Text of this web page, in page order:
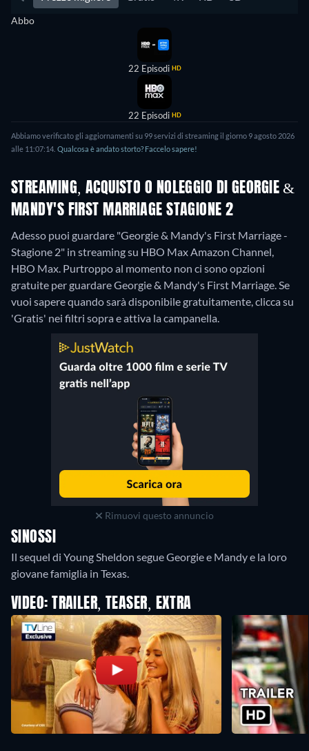
Abbo
22 Episodi HD
22 Episodi HD
Abbiamo verificato gli aggiornamenti su 99 servizi di streaming il giorno 9 agosto 2026
alle 11:07:14. Qualcosa è andato storto? Faccelo sapere!
STREAMING, ACQUISTO O NOLEGGIO DI GEORGIE &
MANDY'S FIRST MARRIAGE STAGIONE 2
Adesso puoi guardare "Georgie & Mandy's First Marriage -
Stagione 2" in streaming su HBO Max Amazon Channel,
HBO Max. Purtroppo al momento non ci sono opzioni
gratuite per guardare Georgie & Mandy's First Marriage. Se
vuoi sapere quando sarà disponibile gratuitamente, clicca su
'Gratis' nei filtri sopra e attiva la campanella.
Rimuovi questo annuncio
SINOSSI
Il sequel di Young Sheldon segue Georgie e Mandy e la loro
giovane famiglia in Texas.
VIDEO: TRAILER, TEASER, EXTRA